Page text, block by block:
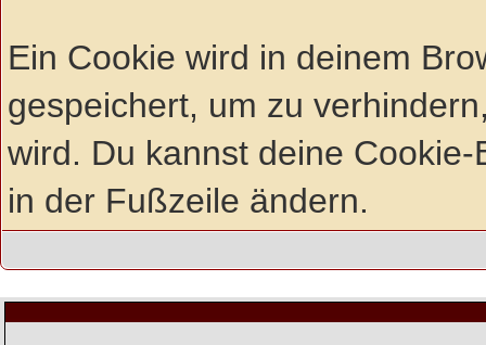
Ein Cookie wird in deinem
gespeichert, um zu
wird. Du kannst deine
in der Fußzeile ändern.